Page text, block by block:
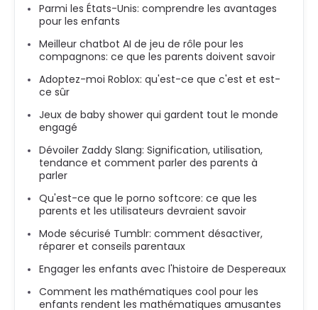
Parmi les États-Unis: comprendre les avantages
pour les enfants
Meilleur chatbot AI de jeu de rôle pour les
compagnons: ce que les parents doivent savoir
Adoptez-moi Roblox: qu'est-ce que c'est et est-
ce sûr
Jeux de baby shower qui gardent tout le monde
engagé
Dévoiler Zaddy Slang: Signification, utilisation,
tendance et comment parler des parents à
parler
Qu'est-ce que le porno softcore: ce que les
parents et les utilisateurs devraient savoir
Mode sécurisé Tumblr: comment désactiver,
réparer et conseils parentaux
Engager les enfants avec l'histoire de Despereaux
Comment les mathématiques cool pour les
enfants rendent les mathématiques amusantes